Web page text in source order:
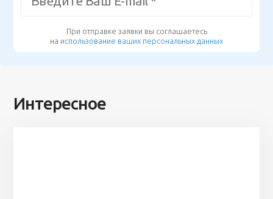
При отправке заявки вы соглашаетесь
на использование ваших персональных данных
Интересное